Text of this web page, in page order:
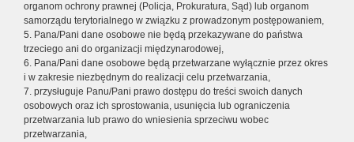
organom ochrony prawnej (Policja, Prokuratura, Sąd) lub organom
samorządu terytorialnego w związku z prowadzonym postępowaniem,
5. Pana/Pani dane osobowe nie będą przekazywane do państwa
trzeciego ani do organizacji międzynarodowej,
6. Pana/Pani dane osobowe będą przetwarzane wyłącznie przez okres
i w zakresie niezbędnym do realizacji celu przetwarzania,
7. przysługuje Panu/Pani prawo dostępu do treści swoich danych
osobowych oraz ich sprostowania, usunięcia lub ograniczenia
przetwarzania lub prawo do wniesienia sprzeciwu wobec
przetwarzania,